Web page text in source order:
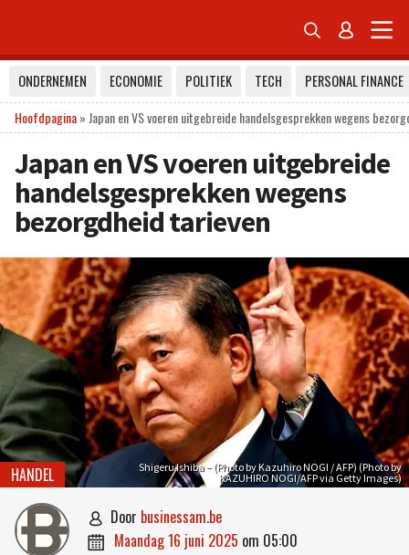
 
ONDERNEMEN ECONOMIE POLITIEK TECH
PERSONAL FINANCE
Hoofdpagina» Japan en VS voeren uitgebreide handelsgesprekken wegens
Japan en VS voeren uitgebreide
handelsgesprekken wegens
bezorgdheid tarieven
Shigeru Ishiba – (Photo by Kazuhiro NOGI / AFP) (Photo by
KAZUHIRO NOGI/AFP via Getty Images)
HANDEL
 door businessam.be
 maandag 16 juni 2025 om 05:00